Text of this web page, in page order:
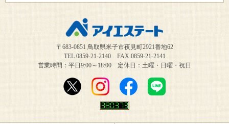
〒683-0851 鳥取県米子市夜見町2921番地62
TEL 0859-21-2140 FAX.0859-21-2141
営業時間：平日9:00～18:00 定休日：土曜・日曜・祝日